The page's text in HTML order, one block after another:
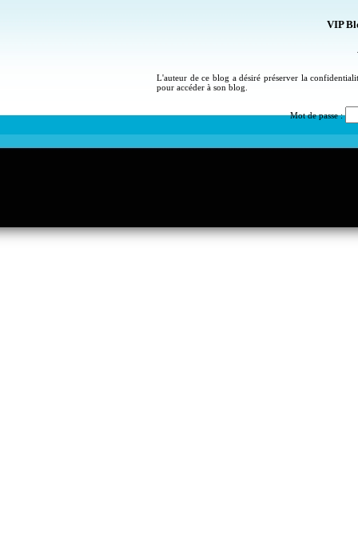
VIP
L'auteur de ce blog a désiré préserver la
pour accéder à son blog.
Mot de passe :